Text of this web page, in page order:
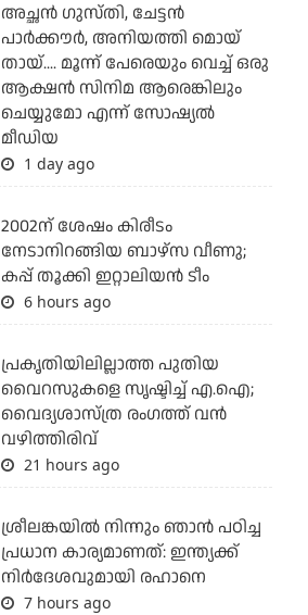
അച്ഛന്‍ ഗുസ്തി, ചേട്ടന്‍
പാര്‍ക്കൗര്‍, അനിയത്തി മൊയ്
തായ്.... മൂന്ന് പേരെയും വെച്ച് ഒരു
ആക്ഷന്‍ സിനിമ ആരെങ്കിലും
ചെയ്യുമോ എന്ന് സോഷ്യല്‍
മീഡിയ
1 day ago
2002ന് ശേഷം കിരീടം
നേടാനിറങ്ങിയ ബാഴ്സ വീണു;
കപ്പ് തൂക്കി ഇറ്റാലിയൻ ടീം
6 hours ago
പ്രകൃതിയിലില്ലാത്ത പുതിയ
വൈറസുകളെ സൃഷ്ടിച്ച് എ.ഐ;
വൈദ്യശാസ്ത്ര രംഗത്ത് വന്‍
വഴിത്തിരിവ്
21 hours ago
ശ്രീലങ്കയില്‍ നിന്നും ഞാന്‍ പഠിച്ച
പ്രധാന കാര്യമാണത്: ഇന്ത്യക്ക്
നിര്‍ദേശവുമായി രഹാനെ
7 hours ago